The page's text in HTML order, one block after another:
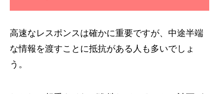
高速なレスポンスは確かに重要ですが、中途半端
な情報を渡すことに抵抗がある人も多いでしょ
う。